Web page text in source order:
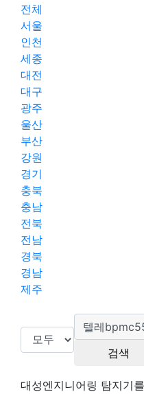
전체
서울
인천
세종
대전
대구
광주
울산
부산
강원
경기
충북
충남
전북
전남
경북
경남
제주
대성엔지니어링 탐지기